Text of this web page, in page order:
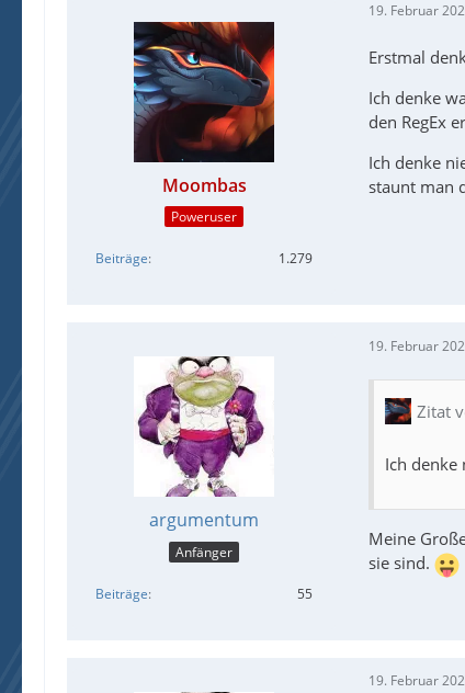
Moombas
Poweruser
Beiträge 1.279
19. Februar
Erstmal
Ich denke
den RegEx
Ich denke
staunt man
argumentum
Anfänger
Beiträge 55
19. Februar
Zitat
Ich denke
Meine
sie sind.
19. Februar